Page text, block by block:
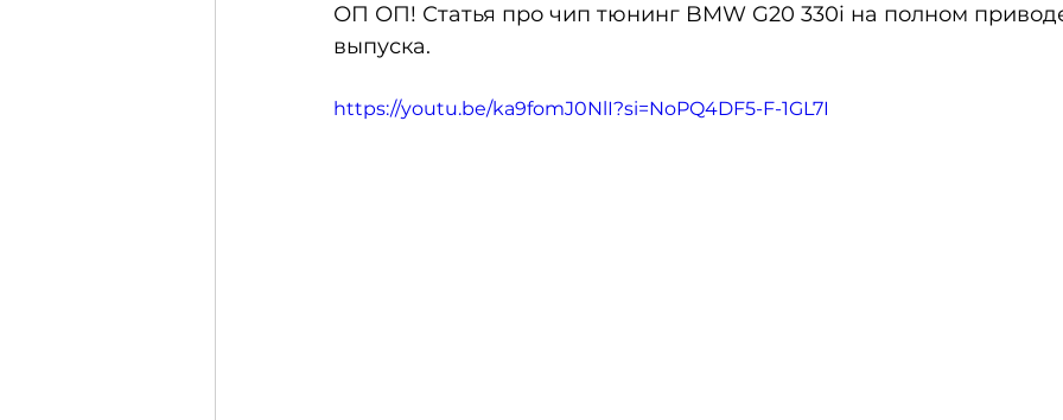
ОП ОП! Статья про чип тюнинг BMW G20 330i на полном
выпуска.
https://youtu.be/ka9fomJ0NlI?si=NoPQ4DF5-F-1GL7I